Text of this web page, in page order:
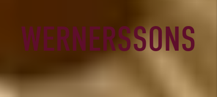
WERNERSSONS